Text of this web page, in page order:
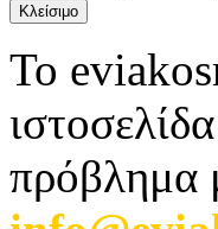
Κλείσιμο
Το
πρόβλημα